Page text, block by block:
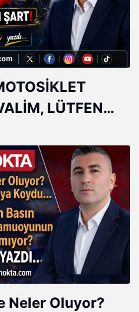
LÜTFEN
Neler Oluyor?